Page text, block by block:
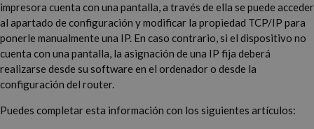
impresora cuenta con una pantalla, a través de ella se puede acceder
al apartado de configuración y modificar la propiedad TCP/IP para
ponerle manualmente una IP. En caso contrario, si el dispositivo no
cuenta con una pantalla, la asignación de una IP fija deberá
realizarse desde su software en el ordenador o desde la
configuración del router.
Puedes completar esta información con los siguientes artículos: